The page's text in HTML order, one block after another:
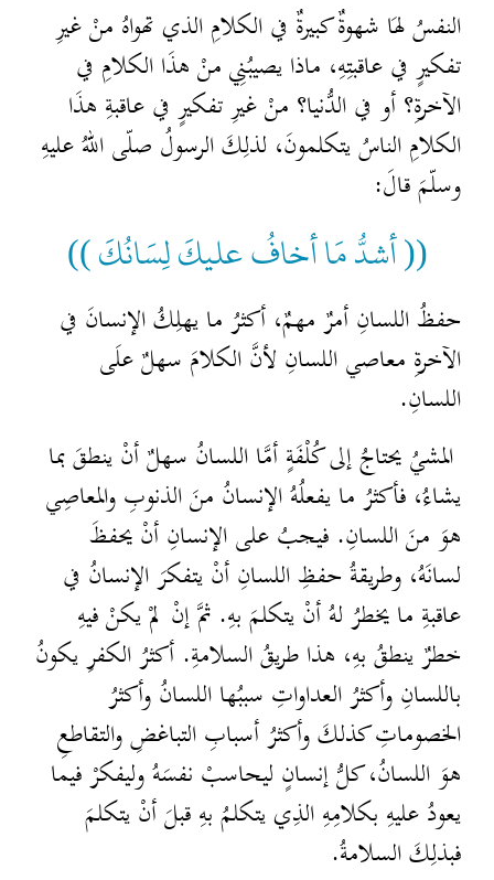
النفسُ لهَا شهوةٌ كبيرةٌ في الكلامِ الذي تهواهُ منْ غيرِ
تفكيرٍ في عاقبتِهِ، ماذا يصيبُنِي منْ هذَا الكلامِ في
الآخرةِ؟ أو في الدُّنيا؟ منْ غيرِ تفكيرٍ في عاقبةِ هذَا
الكلامِ الناسُ يتكلمونَ، لذلِكَ الرسولُ صلّى اللهُ عليهِ
وسلّمَ قالَ:
(( أشدُّ مَا أخافُ عليكَ لِسَانُكَ ))
حفظُ اللسانِ أمرٌ مهمٌ، أكثرُ ما يهلِكُ الإنسانَ في
الآخرةِ معاصي اللسانِ لأنَّ الكلامَ سهلٌ علَى
اللسانِ.
المشيُ يحتاجُ إلى كُلْفَةٍ أمَّا اللسانُ سهلٌ أنْ ينطقَ بما
يشاءُ، فأكثرُ ما يفعلُهُ الإنسانُ منَ الذنوبِ والمعاصِي
هوَ منَ اللسانِ. فيجبُ على الإنسانِ أنْ يحفظَ
لسانَهُ، وطريقةُ حفظِ اللسانِ أنْ يتفكرَ الإنسانُ في
عاقبةِ ما يخطرُ لهُ أنْ يتكلمَ بهِ. ثمَّ إنْ لمْ يكنْ فيهِ
خطرٌ ينطقُ بهِ، هذا طريقُ السلامةِ. أكثرُ الكفرِ يكونُ
باللسانِ وأكثرُ العداواتِ سببُها اللسانُ وأكثرُ
الخصوماتِ كذلكَ وأكثرُ أسبابِ التباغضِ والتقاطعِ
هوَ اللسانُ، كلُّ إنسانٍ ليحاسبْ نفسَهُ وليفكرْ فيما
يعودُ عليهِ بكلامِهِ الذِي يتكلمُ بهِ قبلَ أنْ يتكلمَ
فبذلِكَ السلامةُ.